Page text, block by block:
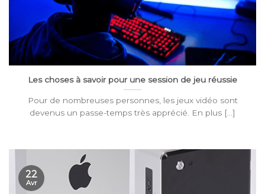
Les choses à savoir pour une session de jeu réussie
Pour de nombreuses personnes, les jeux vidéo sont
devenus un passe-temps très apprécié. En plus [...]
22
Avr